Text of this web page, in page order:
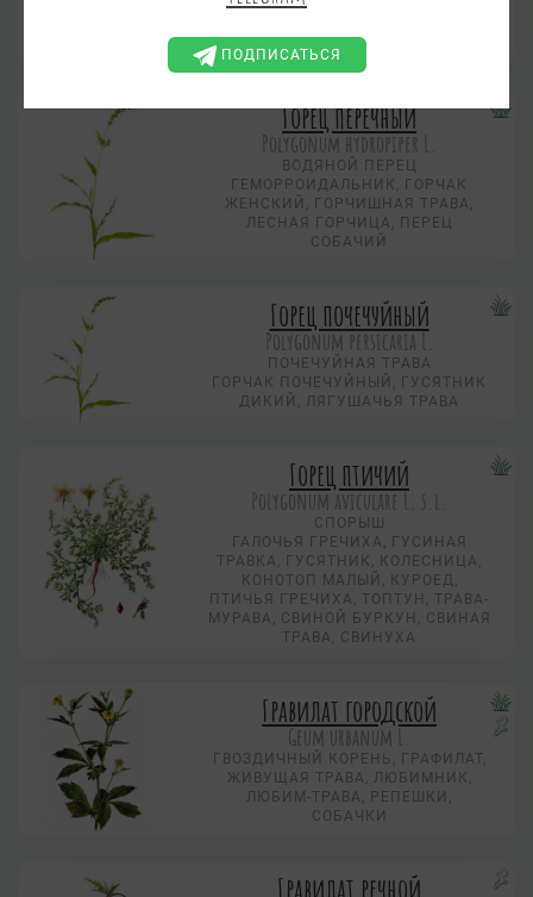
КОРЕНЬ, ЗАВЯЗНЫЙ КОРЕНЬ,
СТОЛБИКИ, ЧЕРЕВНЫЕ КОРЕНЬЯ
Горец перечный
Polygonum hydropiper L.
ВОДЯНОЙ ПЕРЕЦ
ГЕМОРРОИДАЛЬНИК, ГОРЧАК
ЖЕНСКИЙ, ГОРЧИШНАЯ ТРАВА,
ЛЕСНАЯ ГОРЧИЦА, ПЕРЕЦ
СОБАЧИЙ
Горец почечуйный
Polygonum persicaria L.
ПОЧЕЧУЙНАЯ ТРАВА
ГОРЧАК ПОЧЕЧУЙНЫЙ, ГУСЯТНИК
ДИКИЙ, ЛЯГУШАЧЬЯ ТРАВА
Горец птичий
Polygonum aviculare L. s.l.
СПОРЫШ
ГАЛОЧЬЯ ГРЕЧИХА, ГУСИНАЯ
ТРАВКА, ГУСЯТНИК, КОЛЕСНИЦА,
КОНОТОП МАЛЫЙ, КУРОЕД,
ПТИЧЬЯ ГРЕЧИХА, ТОПТУН, ТРАВА-
МУРАВА, СВИНОЙ БУРКУН, СВИНАЯ
ТРАВА, СВИНУХА
Гравилат городской
Geum urbanum L.
ГВОЗДИЧНЫЙ КОРЕНЬ, ГРАФИЛАТ,
ЖИВУЩАЯ ТРАВА, ЛЮБИМНИК,
ЛЮБИМ-ТРАВА, РЕПЕШКИ,
СОБАЧКИ
Гравилат речной
ПОДПИСАТЬСЯ